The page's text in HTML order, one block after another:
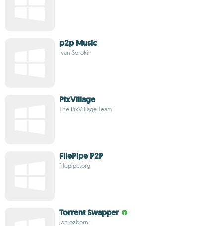
p2p Music
Ivan Sorokin
PixVillage
The PixVillage Team
FilePipe P2P
filepipe.org
Torrent Swapper
jon ozborn